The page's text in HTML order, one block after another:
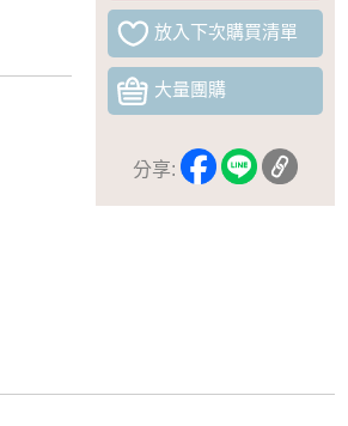
放入下次購買清單
大量團購
分享: